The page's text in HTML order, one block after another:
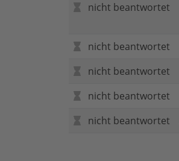
nicht beantwortet
nicht beantwortet
nicht beantwortet
nicht beantwortet
nicht beantwortet